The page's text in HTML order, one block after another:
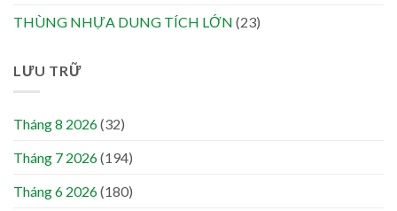
THÙNG NHỰA DUNG TÍCH LỚN (23)
LƯU TRỮ
Tháng 8 2026(32)
Tháng 7 2026(194)
Tháng 6 2026(180)